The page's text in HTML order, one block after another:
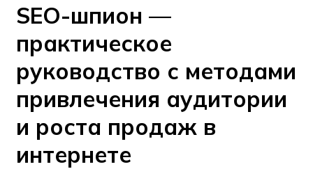
SEO-шпион —
практическое
руководство с методами
привлечения аудитории
и роста продаж в
интернете